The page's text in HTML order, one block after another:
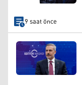
9 saat önce